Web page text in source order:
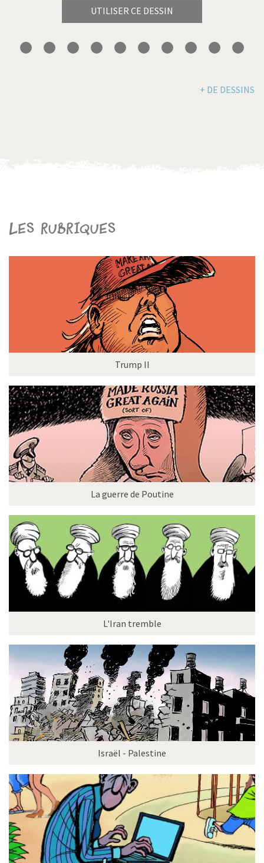
UTILISER CE DESSIN
+ DE DESSINS
Les rubriques
Trump II
La guerre de Poutine
L'Iran tremble
Israël - Palestine